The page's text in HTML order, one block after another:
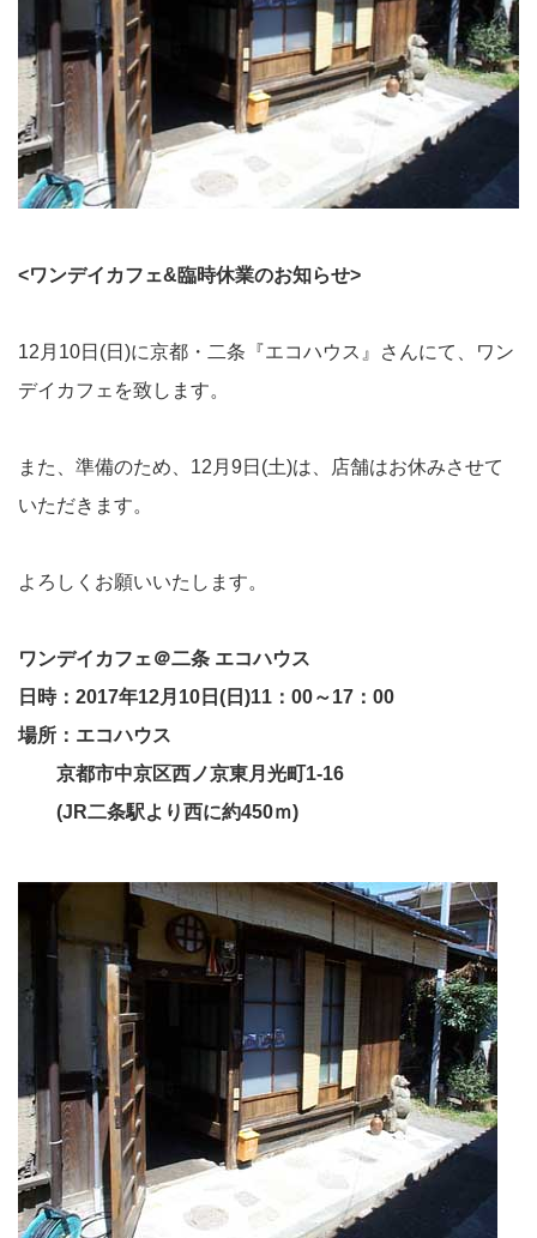
<ワンデイカフェ&臨時休業のお知らせ>
12月10日(日)に京都・二条『エコハウス』さんにて、ワン
デイカフェを致します。
また、準備のため、12月9日(土)は、店舗はお休みさせて
いただきます。
よろしくお願いいたします。
ワンデイカフェ＠二条 エコハウス
日時：2017年12月10日(日)11：00～17：00
場所：エコハウス
京都市中京区西ノ京東月光町1-16
(JR二条駅より西に約450ｍ)